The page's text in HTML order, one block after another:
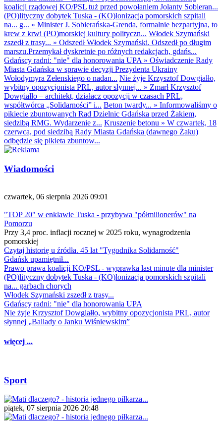
koalicji rządowej KO/PSL tuż przed powołaniem Jolanty Sobieran...
(PO)lityczny dobytek Tuska - (KO)lonizacja pomorskich szpitali
na... g... » Minister J. Sobierańska-Grenda, formalnie bezpartyjna, to
krew z krwi (PO)morskiej kultury polityczn... Włodek Szymański
zszedł z trasy... » Odszedł Włodek Szymański. Odszedł po długim
marszu.Przemykał dyskretnie po różnych redakcjach, gdańs...
Gdańscy radni: "nie" dla honorowania UPA » Oświadczenie Rady
Miasta Gdańska w sprawie decyzji Prezydenta Ukrainy
Wołodymyra Zełenskiego o nadan... Nie żyje Krzysztof Dowgiałło,
wybitny opozycjonista PRL, autor słynnej... » Zmarł Krzysztof
Dowgiałło – architekt, działacz opozycji w czasach PRL,
współtwórca „Solidarności” i... Beton twardy... » Informowaliśmy o
pikiecie zbuntowanych Rad Dzielnic Gdańska przed Żakiem,
siedzibą RMG. Wydarzenie z... Kruszenie betonu » W czwartek, 18
czerwca, pod siedzibą Rady Miasta Gdańska (dawnego Żaku)
odbędzie się pikieta zbuntow...
Wiadomości
czwartek, 06 sierpnia 2026 09:01
"TOP 20" w enklawie Tuska - przybywa "półmilionerów" na
Pomorzu
Przy 3,4 proc. inflacji rocznej w 2025 roku, wynagrodzenia
pomorskiej
Czytaj historię u źródła. 45 lat "Tygodnika Solidarność"
Gdańsk upamiętnił...
Prawo prawa koalicji KO/PSL - wyprawka last minute dla minister
(PO)lityczny dobytek Tuska - (KO)lonizacja pomorskich szpitali
na... garbach chorych
Włodek Szymański zszedł z trasy...
Gdańscy radni: "nie" dla honorowania UPA
Nie żyje Krzysztof Dowgiałło, wybitny opozycjonista PRL, autor
słynnej „Ballady o Janku Wiśniewskim”
więcej ...
Sport
piątek, 07 sierpnia 2026 20:48